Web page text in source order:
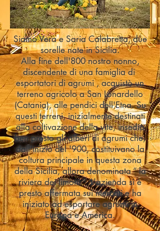
Siamo Vera e Saria Calabretta, due
sorelle nate in Sicilia.
Alla fine dell'800 nostro nonno,
discendente di una famiglia di
esportatori di agrumi, acquistò un
terreno agricolo a San Lonardello
(Catania), alle pendici dell'Etna. Su
questi terreni, inizialmente destinati
alla coltivazione della vite, insediò
ben presto gli alberi di agrumi che,
dall'inizio del '900, costituivano la
coltura principale in questa zona
della Sicilia, allora denominata “la
riviera dei limoni”. L'azienda si è
presto affermata sui mercati e ha
iniziato ad esportare agrumi in
Europa e America.